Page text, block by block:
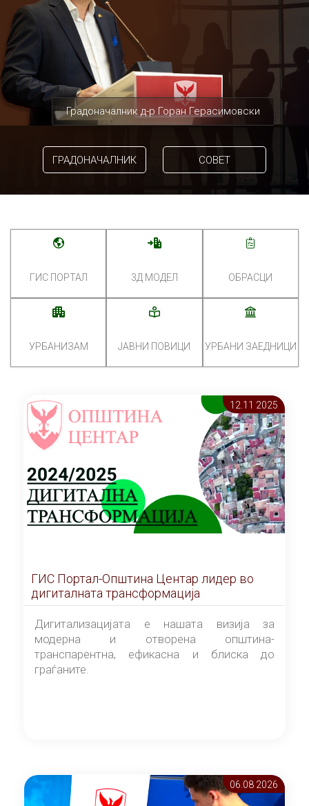
Градоначалник д-р Горан Герасимовски
ГРАДОНАЧАЛНИК СОВЕТ
ГИС ПОРТАЛ 3Д МОДЕЛ ОБРАСЦИ
УРБАНИЗАМ ЈАВНИ ПОВИЦИ УРБАНИ ЗАЕДНИЦИ
12.11 2025
ГИС Портал-Општина Центар лидер во
дигиталната трансформација
Дигитализацијата е нашата визија за
модерна и отворена општина-
транспарентна, ефикасна и блиска до
граѓаните.
06.08 2026